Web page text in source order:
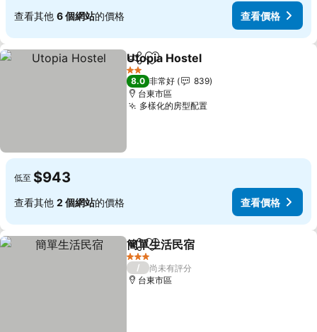
查看其他 6 個網站的價格 查看價格
分享 加入我的最愛
Utopia Hostel
2 星級
8.0 非常好
839
台東市區
多樣化的房型配置查看價格
低至 $943
查看其他 2 個網站的價格 查看價格
分享 加入我的最愛
簡單生活民宿
3 星級
/
尚未有評分
台東市區